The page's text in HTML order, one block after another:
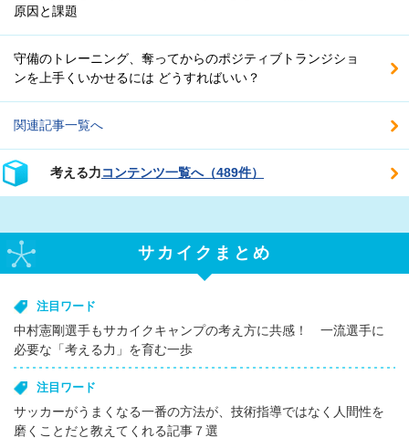
原因と課題
守備のトレーニング、奪ってからのポジティブトランジショ
ンを上手くいかせるには どうすればいい？
関連記事一覧へ
考える力コンテンツ一覧へ（489件）
サカイクまとめ
注目ワード
中村憲剛選手もサカイクキャンプの考え方に共感！ 一流選手に
必要な「考える力」を育む一歩
注目ワード
サッカーがうまくなる一番の方法が、技術指導ではなく人間性を
磨くことだと教えてくれる記事７選